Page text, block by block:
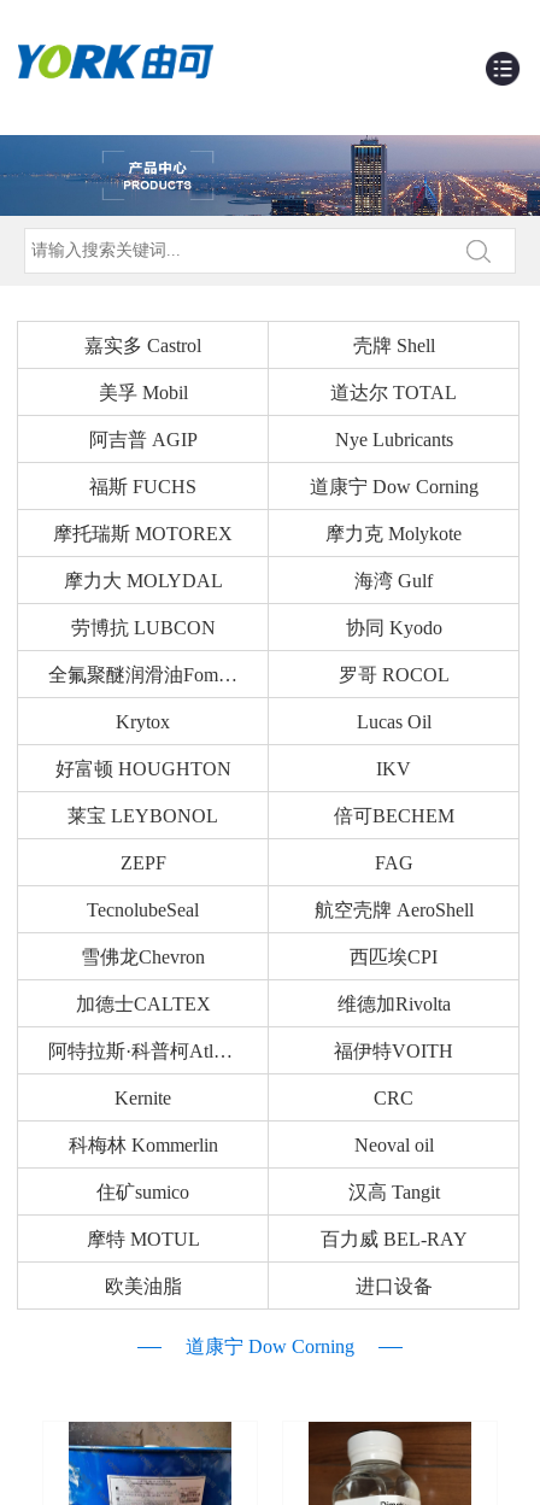
嘉实多 Castrol 壳牌 Shell
美孚 Mobil 道达尔 TOTAL
阿吉普 AGIP Nye Lubricants
福斯 FUCHS 道康宁 Dow Corning
摩托瑞斯 MOTOREX 摩力克 Molykote
摩力大 MOLYDAL 海湾 Gulf
劳博抗 LUBCON 协同 Kyodo
全氟聚醚润滑油Fomblin 罗哥 ROCOL
Krytox Lucas Oil
好富顿 HOUGHTON IKV
莱宝 LEYBONOL 倍可BECHEM
ZEPF FAG
TecnolubeSeal 航空壳牌 AeroShell
雪佛龙Chevron 西匹埃CPI
加德士CALTEX 维德加Rivolta
阿特拉斯·科普柯Atlas Copco 福伊特VOITH
Kernite CRC
科梅林 Kommerlin Neoval oil
住矿sumico 汉高 Tangit
摩特 MOTUL 百力威 BEL-RAY
欧美油脂 进口设备
道康宁 Dow Corning